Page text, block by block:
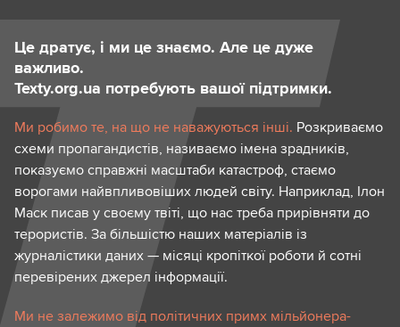
Це дратує, і ми це знаємо. Але це дуже
важливо.
Texty.org.ua потребують вашої підтримки.
Ми робимо те, на що не наважуються інші. Розкриваємо
схеми пропагандистів, називаємо імена зрадників,
показуємо справжні масштаби катастроф, стаємо
ворогами найвпливовіших людей світу. Наприклад, Ілон
Маск писав у своєму твіті, що нас треба прирівняти до
терористів. За більшістю наших матеріалів із
журналістики даних — місяці кропіткої роботи й сотні
перевірених джерел інформації.
Ми не залежимо від політичних примх мільйонера-